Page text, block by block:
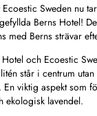
Sweden nu
Berns Hotel!
med Berns strävar
och Ecoestic
står i centrum
viktig aspekt som
ekologisk lavendel.